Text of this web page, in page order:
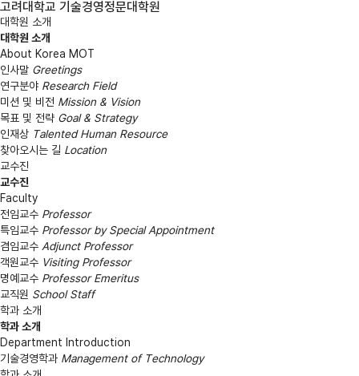
고려대학교 기술경영정문대학원
대학원 소개
대학원 소개
About Korea MOT
인사말 Greetings
연구분야 Research Field
미션 및 비전 Mission & Vision
목표 및 전략 Goal & Strategy
인재상 Talented Human Resource
찾아오시는 길 Location
교수진
교수진
Faculty
전임교수 Professor
특임교수 Professor by Special Appointment
겸임교수 Adjunct Professor
객원교수 Visiting Professor
명예교수 Professor Emeritus
교직원 School Staff
학과 소개
학과 소개
Department Introduction
기술경영학과 Management of Technology